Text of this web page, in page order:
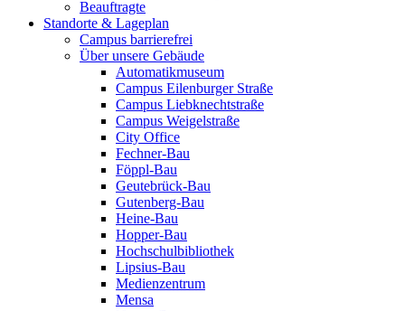
Beauftragte
Standorte & Lageplan
Campus barrierefrei
Über unsere Gebäude
Automatikmuseum
Campus Eilenburger Straße
Campus Liebknechtstraße
Campus Weigelstraße
City Office
Fechner-Bau
Föppl-Bau
Geutebrück-Bau
Gutenberg-Bau
Heine-Bau
Hopper-Bau
Hochschulbibliothek
Lipsius-Bau
Medienzentrum
Mensa